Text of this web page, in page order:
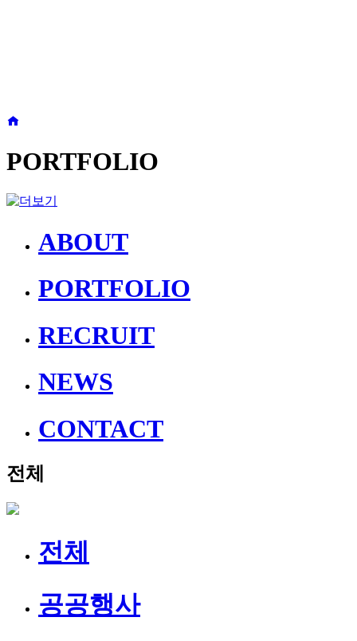
PORTFOLIO
ABOUT
PORTFOLIO
RECRUIT
NEWS
CONTACT
전체
전체
공공행사